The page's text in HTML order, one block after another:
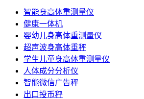
智能身高体重测量仪
健康一体机
婴幼儿身高体重测量仪
超声波身高体重秤
学生儿童身高体重测量仪
人体成分分析仪
智能微信广告秤
出口投币秤